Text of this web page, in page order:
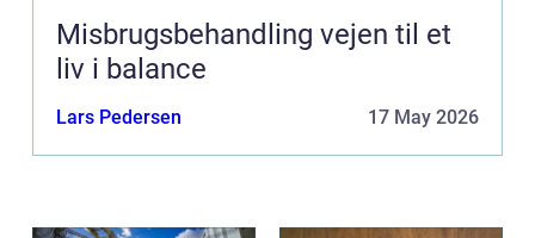
Misbrugsbehandling vejen til et
liv i balance
Lars Pedersen 17 May 2026